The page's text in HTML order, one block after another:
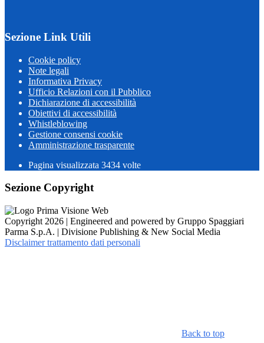
Sezione Link Utili
Cookie policy
Note legali
Informativa Privacy
Ufficio Relazioni con il Pubblico
Dichiarazione di accessibilità
Obiettivi di accessibilità
Whistleblowing
Gestione consensi cookie
Amministrazione trasparente
Pagina visualizzata 3434 volte
Sezione Copyright
Copyright 2026 | Engineered and powered by Gruppo Spaggiari
Parma S.p.A. | Divisione Publishing & New Social Media
Disclaimer trattamento dati personali
Back to top